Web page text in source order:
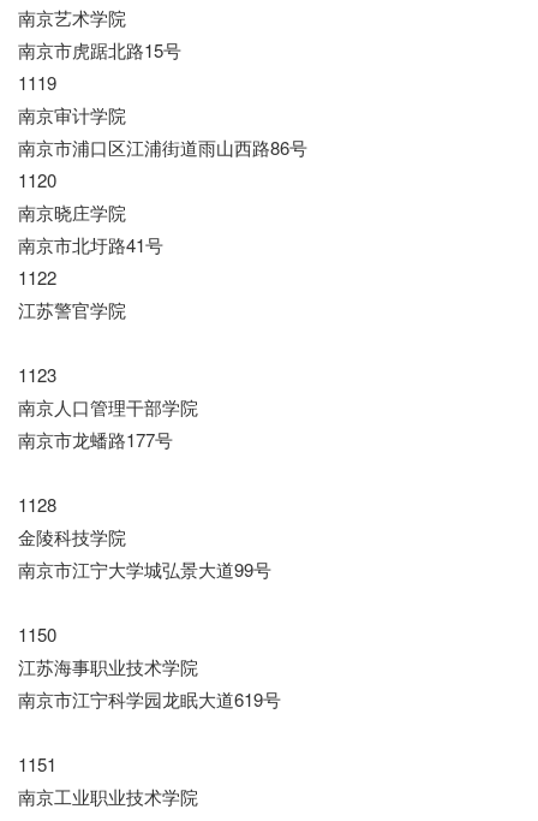
南京艺术学院
南京市虎踞北路15号
1119
南京审计学院
南京市浦口区江浦街道雨山西路86号
1120
南京晓庄学院
南京市北圩路41号
1122
江苏警官学院
1123
南京人口管理干部学院
南京市龙蟠路177号
1128
金陵科技学院
南京市江宁大学城弘景大道99号
1150
江苏海事职业技术学院
南京市江宁科学园龙眠大道619号
1151
南京工业职业技术学院